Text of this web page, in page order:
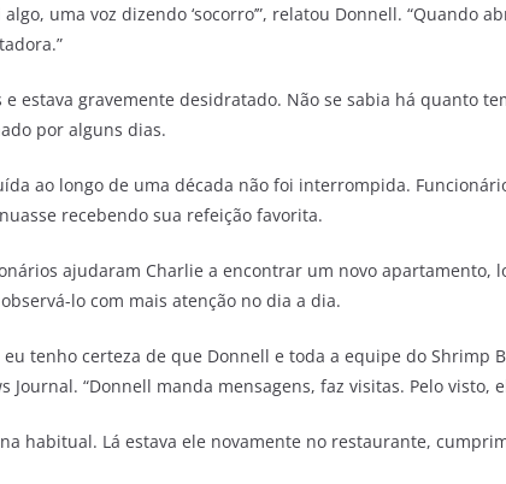
uma voz dizendo ‘socorro’”, relatou Donnell. “Quando
estava gravemente desidratado. Não se sabia há quanto
por alguns dias.
ao longo de uma década não foi interrompida.
recebendo sua refeição favorita.
ajudaram Charlie a encontrar um novo
lo com mais atenção no dia a dia.
tenho certeza de que Donnell e toda a equipe do Shrimp
Journal. “Donnell manda mensagens, faz visitas. Pelo visto,
habitual. Lá estava ele novamente no restaurante,